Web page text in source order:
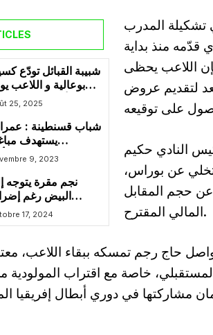
شبيبة القبائل تودّع
بوعالية و اللاعب
لأربع مواسم
25, 2025
شباب قسنطينة :
يستهدف
“السوافة” في
9, 2023
نجم مقرة يتوجه
البيض رغم
اللاعبين إستعدادًا
مولودية
17, 2024
تشكيلة المدرب
قدّمه منذ بداية
اللاعب يحظى
لتقديم عروض
النادي حكيم
عن بوراس،
حجم المقابل
المالي المقترح.
حاج رجم تمسكه ببقاء اللاعب،
خاصة مع اقتراب